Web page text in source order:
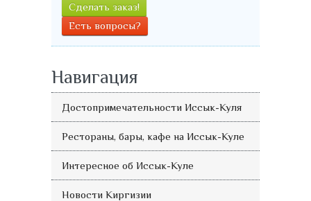
Сделать заказ!
Есть вопросы?
Навигация
Достопримечательности Иссык-Куля
Рестораны, бары, кафе на Иссык-Куле
Интересное об Иссык-Куле
Новости Киргизии